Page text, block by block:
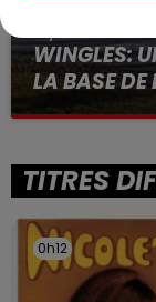
WINGLES:
LA BASE DE
La victime a
TITRES
0h12
0h12